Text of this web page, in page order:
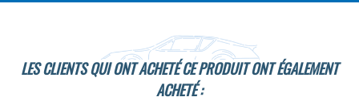
LES CLIENTS QUI ONT ACHETÉ CE PRODUIT ONT ÉGALEMENT
ACHETÉ :